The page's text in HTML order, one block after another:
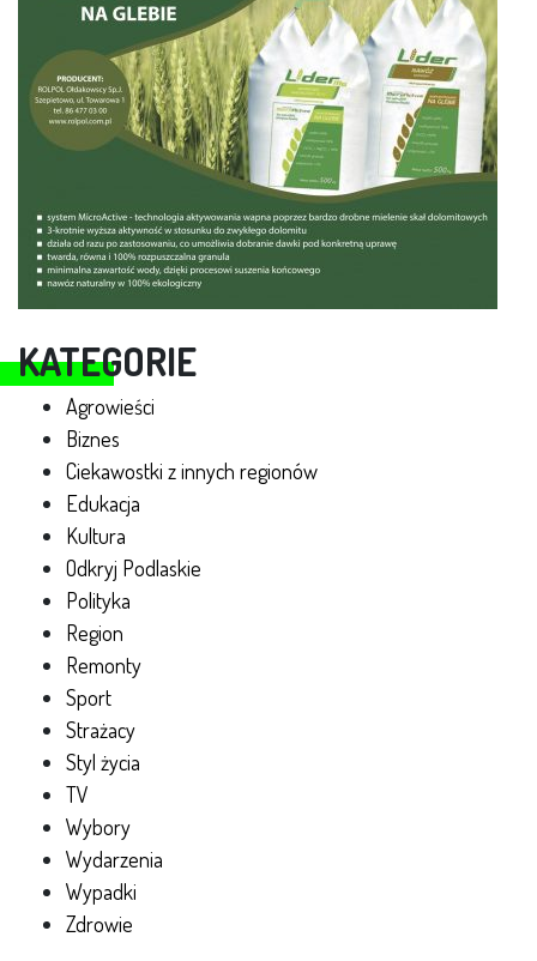
KATEGORIE
Agrowieści
Biznes
Ciekawostki z innych regionów
Edukacja
Kultura
Odkryj Podlaskie
Polityka
Region
Remonty
Sport
Strażacy
Styl życia
TV
Wybory
Wydarzenia
Wypadki
Zdrowie